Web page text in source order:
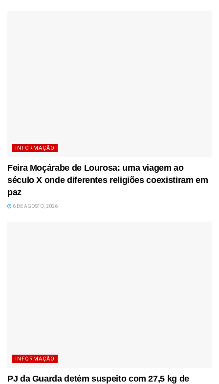
INFORMAÇÃO
Feira Moçárabe de Lourosa: uma viagem ao
século X onde diferentes religiões coexistiram em
paz
6 DE AGOSTO, 2026
INFORMAÇÃO
PJ da Guarda detém suspeito com 27,5 kg de